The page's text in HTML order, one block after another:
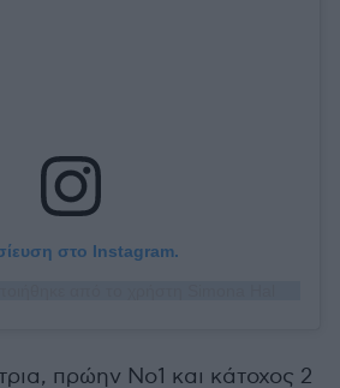
στο Instagram.
πρώην Νο1 και κάτοχος 2